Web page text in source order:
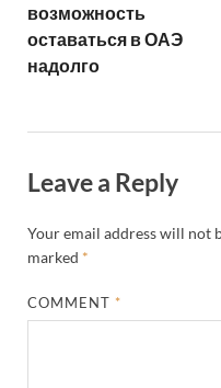
возможность
оставаться в ОАЭ
надолго
Leave a Reply
Your email address will not
marked *
COMMENT *